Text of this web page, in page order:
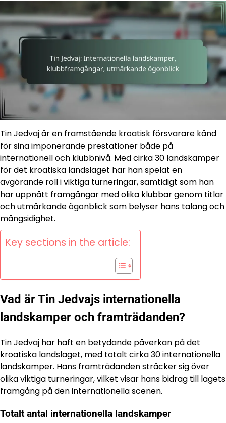
Tin Jedvaj är en framstående kroatisk försvarare känd
för sina imponerande prestationer både på
internationell och klubbnivå. Med cirka 30 landskamper
för det kroatiska landslaget har han spelat en
avgörande roll i viktiga turneringar, samtidigt som han
har uppnått framgångar med olika klubbar genom titlar
och utmärkande ögonblick som belyser hans talang och
mångsidighet.
Key sections in the article:
Vad är Tin Jedvajs internationella
landskamper och framträdanden?
Tin Jedvaj har haft en betydande påverkan på det
kroatiska landslaget, med totalt cirka 30internationella
landskamper. Hans framträdanden sträcker sig över
olika viktiga turneringar, vilket visar hans bidrag till lagets
framgång på den internationella scenen.
Totalt antal internationella landskamper